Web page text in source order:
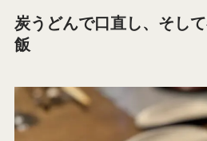
炭うどんで口直し、そし
飯